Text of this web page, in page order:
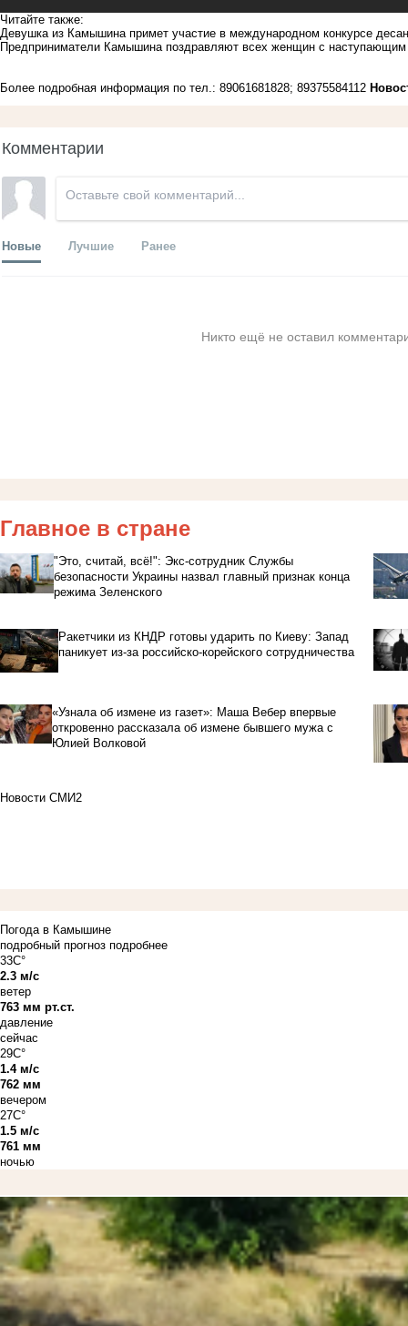
Читайте также:
Девушка из Камышина примет участие в международном конкурсе
Предприниматели Камышина поздравляют всех женщин с наступающим
Более подробная информация по тел.: 89061681828; 89375584112
Комментарии
Новые Лучшие Ранее
Никто ещё не оставил
Главное в стране
"Это, считай, всё!": Экс-сотрудник Службы
безопасности Украины назвал главный признак конца
режима Зеленского
Ракетчики из КНДР готовы ударить по Киеву: Запад
паникует из-за российско-корейского сотрудничества
«Узнала об измене из газет»: Маша Вебер впервые
откровенно рассказала об измене бывшего мужа с
Юлией Волковой
Новости СМИ2
Погода в Камышине
подробный прогноз подробнее
33C°
2.3 м/с
ветер
763 мм рт.ст.
давление
сейчас
29C°
1.4 м/с
762 мм
вечером
27C°
1.5 м/с
761 мм
ночью